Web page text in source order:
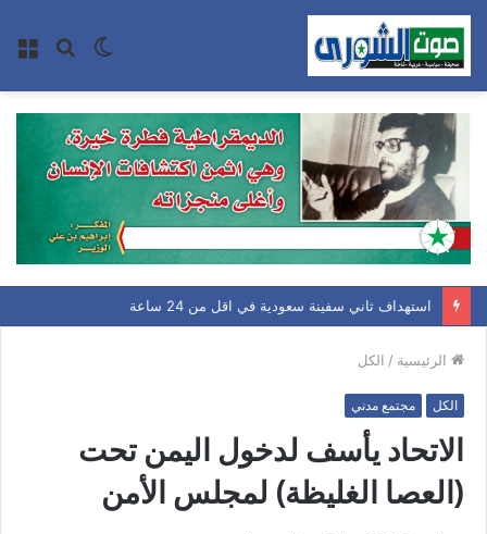
بحث الوضع
استهداف ثاني سفينة سعودية في اقل من 24 ساعة
الرئيسية / الكل
الكل مجتمع مدني
الاتحاد يأسف لدخول اليمن تحت
(العصا الغليظة) لمجلس الأمن